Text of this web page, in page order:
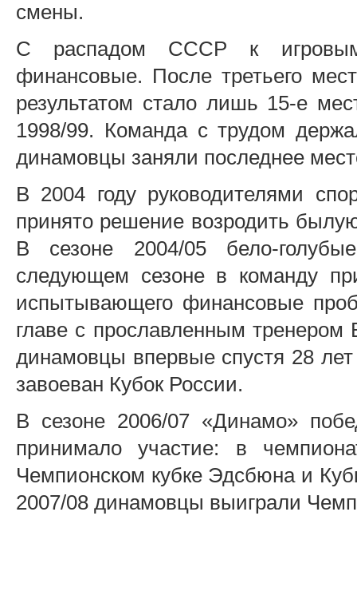
смены.
С распадом СССР к игровым
финансовые. После третьего
результатом стало лишь 15-е
1998/99. Команда с трудом
динамовцы заняли последнее
В 2004 году руководителями
принято решение возродить
В сезоне 2004/05 бело-
следующем сезоне в команду
испытывающего финансовые
главе с прославленным
динамовцы впервые спустя 28
завоеван Кубок России.
В сезоне 2006/07 «Динамо»
принимало участие: в
Чемпионском кубке Эдсбюна и
2007/08 динамовцы выиграли